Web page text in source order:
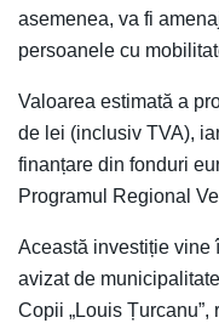
asemenea, va fi
persoanele cu
Valoarea estimată a
de lei (inclusiv TVA),
finanțare din fonduri
Programul Regional
Această investiție vine
avizat de
Copii „Louis